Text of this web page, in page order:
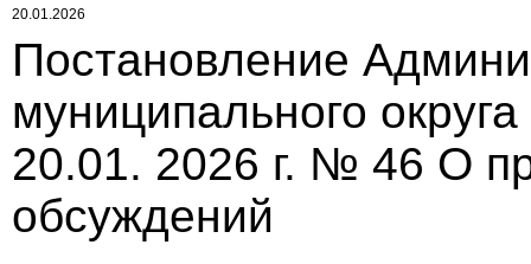
20.01.2026
Постановление
муниципального
20.01. 2026 г. № 46 О
обсуждений